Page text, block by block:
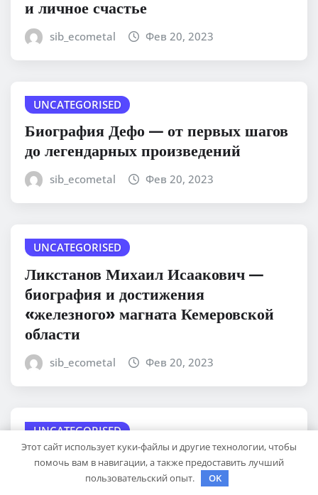
и личное счастье
sib_ecometal Фев 20, 2023
UNCATEGORISED
Биография Дефо — от первых шагов
до легендарных произведений
sib_ecometal Фев 20, 2023
UNCATEGORISED
Ликстанов Михаил Исаакович —
биография и достижения
«железного» магната Кемеровской
области
sib_ecometal Фев 20, 2023
UNCATEGORISED
Биография братьев Юрия и Виталия
Соломинов — история успеха и
Этот сайт использует куки-файлы и другие технологии, чтобы
помочь вам в навигации, а также предоставить лучший
пользовательский опыт.
OK